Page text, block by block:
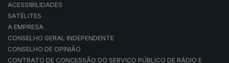
ACESSIBILIDADES
SATÉLITES
A EMPRESA
CONSELHO GERAL INDEPENDENTE
CONSELHO DE OPINIÃO
CONTRATO DE CONCESSÃO DO SERVIÇO PÚBLICO DE RÁDIO E